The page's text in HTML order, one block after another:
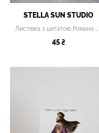
STELLA SUN STUDIO
Листівка з цитатою Романа Шухевича
45 ₴